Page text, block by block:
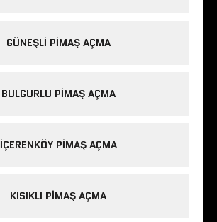
GÜNEŞLI PIMAŞ AÇMA
BULGURLU PIMAŞ AÇMA
IÇERENKÖY PIMAŞ AÇMA
KISIKLI PIMAŞ AÇMA